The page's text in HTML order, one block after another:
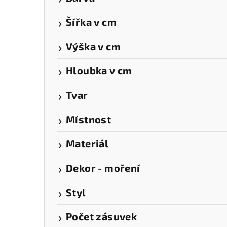
Šířka v cm
Výška v cm
Hloubka v cm
Tvar
Místnost
Materiál
Dekor - moření
Styl
Počet zásuvek